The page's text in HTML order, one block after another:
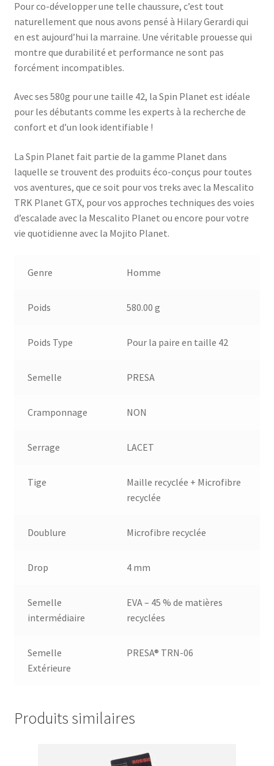
Pour co-développer une telle chaussure, c’est tout
naturellement que nous avons pensé à Hilary Gerardi qui
en est aujourd’hui la marraine. Une véritable prouesse qui
montre que durabilité et performance ne sont pas
forcément incompatibles.
Avec ses 580g pour une taille 42, la Spin Planet est idéale
pour les débutants comme les experts à la recherche de
confort et d’un look identifiable !
La Spin Planet fait partie de la gamme Planet dans
laquelle se trouvent des produits éco-conçus pour toutes
vos aventures, que ce soit pour vos treks avec la Mescalito
TRK Planet GTX, pour vos approches techniques des voies
d’escalade avec la Mescalito Planet ou encore pour votre
vie quotidienne avec la Mojito Planet.
Genre Homme
Poids 580.00 g
Poids Type Pour la paire en taille 42
Semelle PRESA
Cramponnage NON
Serrage LACET
Tige
Maille recyclée + Microfibre
recyclée
Doublure Microfibre recyclée
Drop 4 mm
Semelle
intermédiaire
EVA – 45 % de matières
recyclées
Semelle
Extérieure
PRESA® TRN-06
Produits similaires